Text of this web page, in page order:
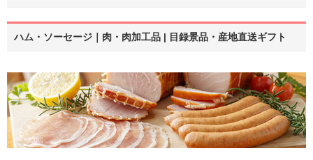
ハム・ソーセージ｜肉・肉加工品 | 目録景品・産地直送ギフト